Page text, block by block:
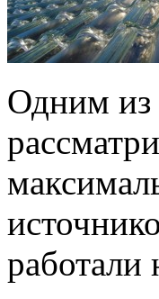
Одним из
работали